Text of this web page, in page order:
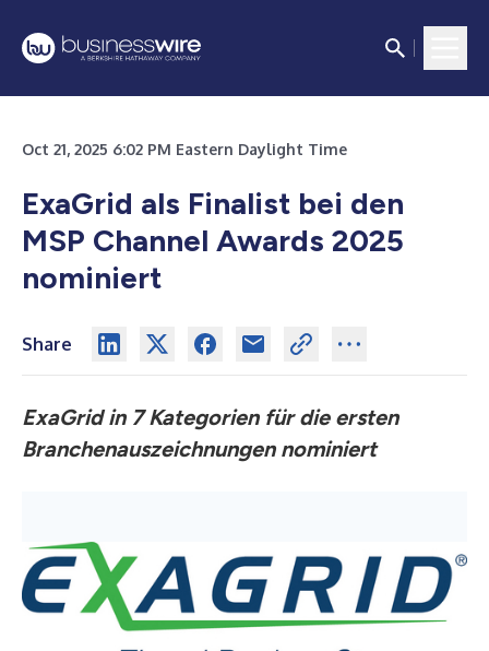
Oct 21, 2025 6:02 PM Eastern Daylight Time
ExaGrid als Finalist bei den
MSP Channel Awards 2025
nominiert
Share
ExaGrid in 7 Kategorien für die ersten
Branchenauszeichnungen nominiert